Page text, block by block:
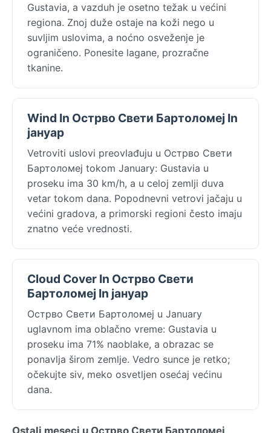
Gustavia, a vazduh je osetno težak u većini
regiona. Znoj duže ostaje na koži nego u
suvljim uslovima, a noćno osveženje je
ograničeno. Ponesite lagane, prozračne
tkanine.
Wind In Острво Свети Бартоломеј In
јануар
Vetroviti uslovi preovlađuju u Острво Свети
Бартоломеј tokom January: Gustavia u
proseku ima 30 km/h, a u celoj zemlji duva
vetar tokom dana. Popodnevni vetrovi jačaju u
većini gradova, a primorski regioni često imaju
znatno veće vrednosti.
Cloud Cover In Острво Свети
Бартоломеј In јануар
Острво Свети Бартоломеј u January
uglavnom ima oblačno vreme: Gustavia u
proseku ima 71% naoblake, a obrazac se
ponavlja širom zemlje. Vedro sunce je retko;
očekujte siv, meko osvetljen osećaj većinu
dana.
Ostali meseci u Острво Свети Бартоломеј